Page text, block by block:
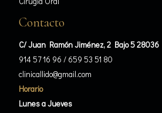
Contacto
C/ Juan Ramón Jiménez, 2 Bajo 5
914 57 16 96 / 659 53 51 80
clinicallido@gmail.com
Horario
Lunes a Jueves